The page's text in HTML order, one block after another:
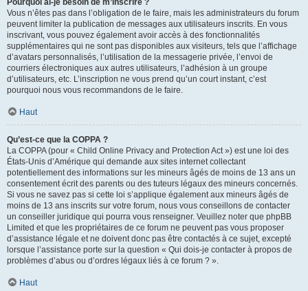
Pourquoi ai-je besoin de m’inscrire ?
Vous n’êtes pas dans l’obligation de le faire, mais les administrateurs du forum
peuvent limiter la publication de messages aux utilisateurs inscrits. En vous
inscrivant, vous pouvez également avoir accès à des fonctionnalités
supplémentaires qui ne sont pas disponibles aux visiteurs, tels que l’affichage
d’avatars personnalisés, l’utilisation de la messagerie privée, l’envoi de
courriers électroniques aux autres utilisateurs, l’adhésion à un groupe
d’utilisateurs, etc. L’inscription ne vous prend qu’un court instant, c’est
pourquoi nous vous recommandons de le faire.
Haut
Qu’est-ce que la COPPA ?
La COPPA (pour « Child Online Privacy and Protection Act ») est une loi des
États-Unis d’Amérique qui demande aux sites internet collectant
potentiellement des informations sur les mineurs âgés de moins de 13 ans un
consentement écrit des parents ou des tuteurs légaux des mineurs concernés.
Si vous ne savez pas si cette loi s’applique également aux mineurs âgés de
moins de 13 ans inscrits sur votre forum, nous vous conseillons de contacter
un conseiller juridique qui pourra vous renseigner. Veuillez noter que phpBB
Limited et que les propriétaires de ce forum ne peuvent pas vous proposer
d’assistance légale et ne doivent donc pas être contactés à ce sujet, excepté
lorsque l’assistance porte sur la question « Qui dois-je contacter à propos de
problèmes d’abus ou d’ordres légaux liés à ce forum ? ».
Haut